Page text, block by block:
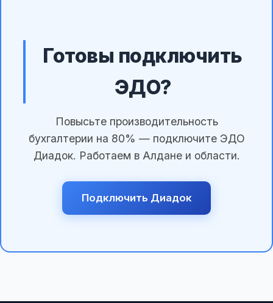
Готовы подключить
ЭДО?
Повысьте производительность
бухгалтерии на 80% — подключите ЭДО
Диадок. Работаем в Алдане и области.
Подключить Диадок